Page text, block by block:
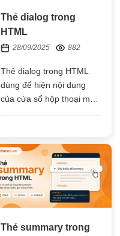
Thẻ dialog trong
HTML
28/09/2025 882
Thẻ dialog trong HTML
dùng để hiện nội dung
của cửa sổ hộp thoại mở,
Thẻ summary trong